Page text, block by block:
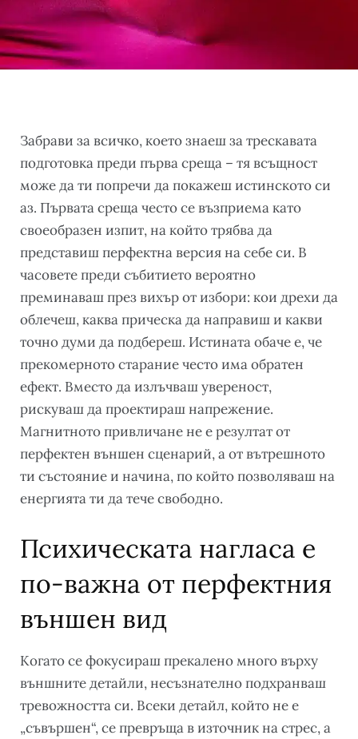
Забрави за всичко, което знаеш за трескавата
подготовка преди първа среща – тя всъщност
може да ти попречи да покажеш истинското си
аз. Първата среща често се възприема като
своеобразен изпит, на който трябва да
представиш перфектна версия на себе си. В
часовете преди събитието вероятно
преминаваш през вихър от избори: кои дрехи да
облечеш, каква прическа да направиш и какви
точно думи да подбереш. Истината обаче е, че
прекомерното старание често има обратен
ефект. Вместо да излъчваш увереност,
рискуваш да проектираш напрежение.
Магнитното привличане не е резултат от
перфектен външен сценарий, а от вътрешното
ти състояние и начина, по който позволяваш на
енергията ти да тече свободно.
Психическата нагласа е
по-важна от перфектния
външен вид
Когато се фокусираш прекалено много върху
външните детайли, несъзнателно подхранваш
тревожността си. Всеки детайл, който не е
„съвършен“, се превръща в източник на стрес, а